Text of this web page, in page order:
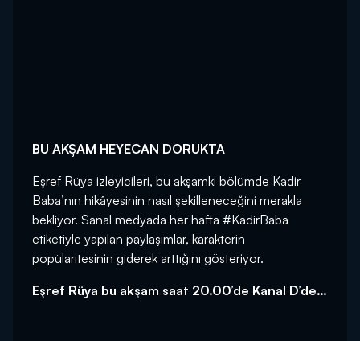
BU AKŞAM HEYECAN DORUKTA
Eşref Rüya izleyicileri, bu akşamki bölümde Kadir
Baba’nın hikâyesinin nasıl şekilleneceğini merakla
bekliyor. Sanal medyada her hafta #KadirBaba
etiketiyle yapılan paylaşımlar, karakterin
popülaritesinin giderek arttığını gösteriyor.
Eşref Rüya bu akşam saat 20.00’de Kanal D’de…